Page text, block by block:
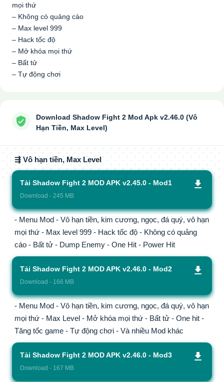
mọi thứ
– Không có quảng cáo
– Max level 999
– Hack tốc độ
– Mở khóa mọi thứ
– Bất tử
– Tự động chơi
Download Shadow Fight 2 Mod Apk v2.46.0 (Vô
Hạn Tiền, Max Level)
⇶ Vô hạn tiền, Max Level
Tải Shadow Fight 2 MOD APK v2.45.0 - Mod1
Download - 245 MB
- Menu Mod - Vô hạn tiền, kim cương, ngọc, đá quý, vô hạn
mọi thứ - Max level 999 - Hack tốc độ - Không có quảng
cáo - Bất tử - Dump Enemy - One Hit - Power Hit
Tải Shadow Fight 2 MOD APK v2.46.0 - Mod2
Download - 166 MB
- Menu Mod - Vô hạn tiền, kim cương, ngọc, đá quý, vô hạn
mọi thứ - Max Level - Mở khóa mọi thứ - Bất tử - One hit -
Tăng tốc game - Tự động chơi - Và nhiều Mod khác
Tải Shadow Fight 2 MOD APK v2.46.0 - Mod3
Download - 167 MB